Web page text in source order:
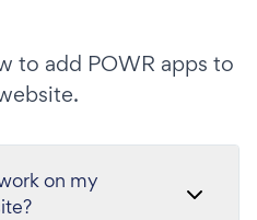
to add POWR apps to
on my